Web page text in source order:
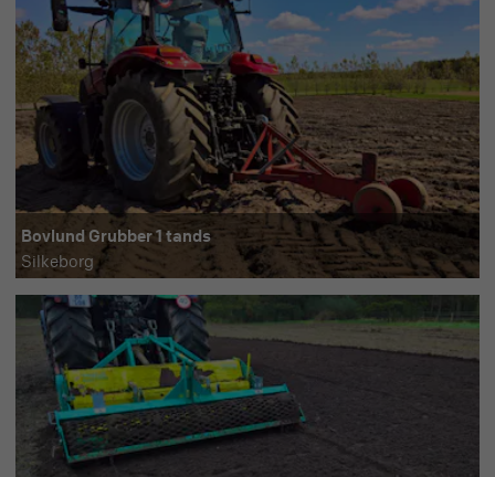
Bovlund Grubber 1 tands
Silkeborg